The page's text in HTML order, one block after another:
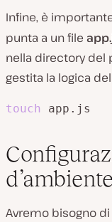
Infine, è
punta a un file
nella directory del
gestita la logica
touch app.js
Avremo bisogno